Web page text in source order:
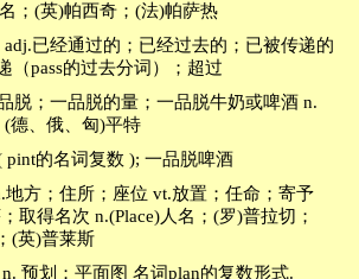
名；(英)帕西奇；(法)帕萨热
adj.已经通过的；已经过去的；已被传递的
（pass的过去分词）；超过
脱；一品脱的量；一品脱牛奶或啤酒 n.
(德、俄、匈)平特
pint的名词复数 ); 一品脱啤酒
地方；住所；座位 vt.放置；任命；寄予
取得名次 n.(Place)人名；(罗)普拉切；
(英)普莱斯
n. 预划；平面图 名词plan的复数形式.